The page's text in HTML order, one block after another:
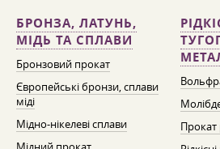
БРОНЗА, ЛАТУНЬ,
МІДЬ ТА СПЛАВИ
Бронзовий прокат
Європейські бронзи, сплави
міді
Мідно-нікелеві сплави
Прокат